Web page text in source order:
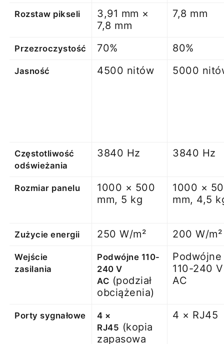
Rozstaw pikseli
3,91 mm ×
7,8 mm
7,8 mm
Przezroczystość 70% 80%
Jasność 4500 nitów 5000
Częstotliwość
odświeżania
3840 Hz 3840 Hz
Rozmiar panelu
1000 × 500
mm, 5 kg
1000 ×
mm, 4,5
Zużycie energii 250 W/m² 200 W/m²
Wejście
zasilania
Podwójne 110-
240 V
AC (podział
obciążenia)
Podwójne
110-240 V
AC
Porty sygnałowe
4 ×
RJ45 (kopia
zapasowa
4 × RJ45